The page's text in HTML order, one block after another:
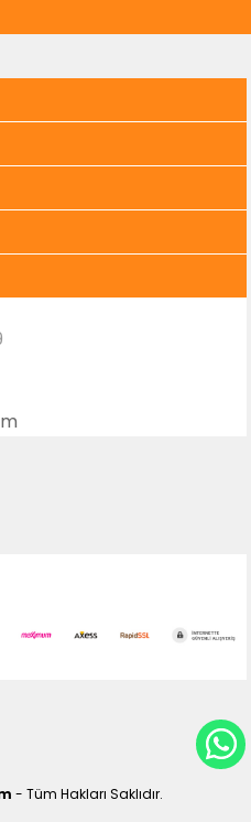
- Tüm Hakları Saklıdır.